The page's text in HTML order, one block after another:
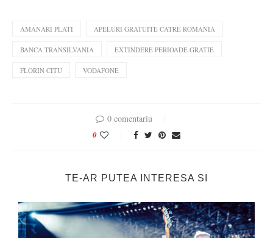
AMANARI PLATI APELURI GRATUITE CATRE ROMANIA
BANCA TRANSILVANIA EXTINDERE PERIOADE GRATIE
FLORIN CITU VODAFONE
0 comentariu
0
TE-AR PUTEA INTERESA SI